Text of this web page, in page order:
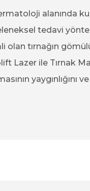
alanında
tedavi
olan tırnağın
Lazer ile Tırnak